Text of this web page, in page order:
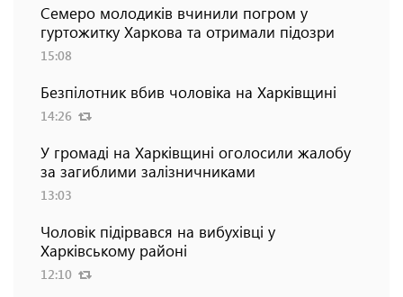
Семеро молодиків вчинили погром у
гуртожитку Харкова та отримали підозри
15:08
Безпілотник вбив чоловіка на Харківщині
14:26
У громаді на Харківщині оголосили жалобу
за загиблими залізничниками
13:03
Чоловік підірвався на вибухівці у
Харківському районі
12:10